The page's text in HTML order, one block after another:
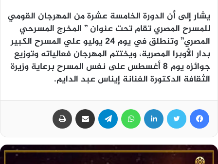
يشار إلى أن الدورة الخامسة عشرة من المهرجان القومي
للمسرح المصري تقام تحت عنوان ” المخرج المسرحي
المصري” وتنطلق في يوم 24 يوليو علي المسرح الكبير
بدار الأوبرا المصرية، ويختتم المهرجان فعالياته وتوزيع
جوائزه يوم 8 أغسطس على نفس المسرح برعاية وزيرة
الثقافة الدكتورة الفنانة إيناس عبد الدايم.